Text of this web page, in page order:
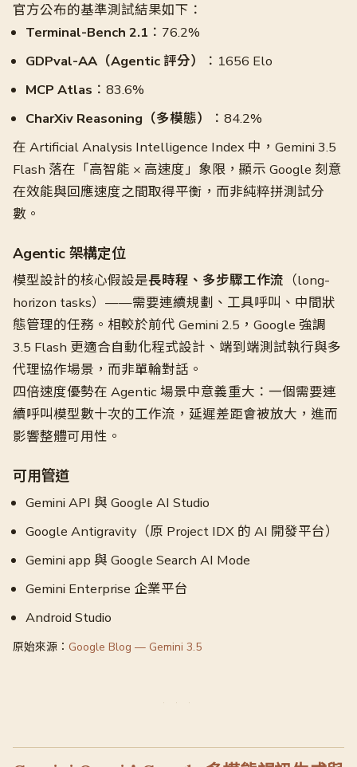
官方公布的基準測試結果如下：
Terminal-Bench 2.1 ：76.2%
GDPval-AA（Agentic 評分）
：1656 Elo
MCP Atlas ：83.6%
CharXiv Reasoning（多模態）
：84.2%
在 Artificial Analysis Intelligence Index 中，Gemini 3.5
Flash 落在「高智能 × 高速度」象限，顯示 Google 刻意
在效能與回應速度之間取得平衡，而非純粹拼測試分
數。
Agentic 架構定位
模型設計的核心假設是長時程、多步驟工作流 （long-
horizon tasks）——需要連續規劃、工具呼叫、中間狀
態管理的任務。相較於前代 Gemini 2.5，Google 強調
3.5 Flash 更適合自動化程式設計、端到端測試執行與多
代理協作場景，而非單輪對話。
四倍速度優勢在 Agentic 場景中意義重大：一個需要連
續呼叫模型數十次的工作流，延遲差距會被放大，進而
影響整體可用性。
可用管道
Gemini API 與 Google AI Studio
Google Antigravity（原 Project IDX 的 AI 開發平台）
Gemini app 與 Google Search AI Mode
Gemini Enterprise 企業平台
Android Studio
原始來源： Google Blog — Gemini 3.5